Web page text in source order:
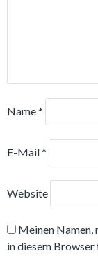
Name*
E-Mail*
Website
Meinen Namen,
in diesem